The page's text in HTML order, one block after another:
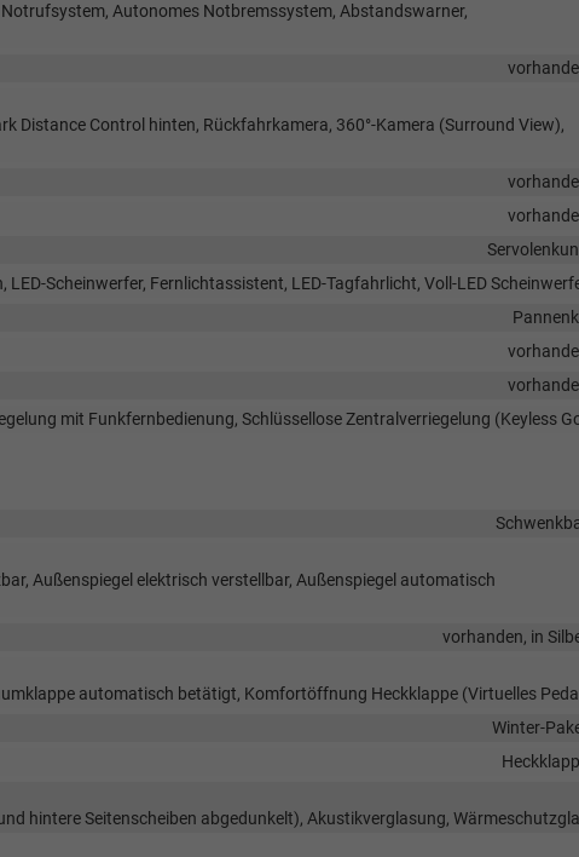
Autonomes Notbremssystem, Abstandswarner,
Distance Control hinten, Rückfahrkamera, 360°-Kamera (Surround View),
Scheinwerfer, Fernlichtassistent, LED-Tagfahrlicht, Voll-LED
mit Funkfernbedienung, Schlüssellose Zentralverriegelung (Keyless
Außenspiegel elektrisch verstellbar, Außenspiegel automatisch
vorhanden, in
automatisch betätigt, Komfortöffnung Heckklappe (Virtuelles
Winter-
hintere Seitenscheiben abgedunkelt), Akustikverglasung,